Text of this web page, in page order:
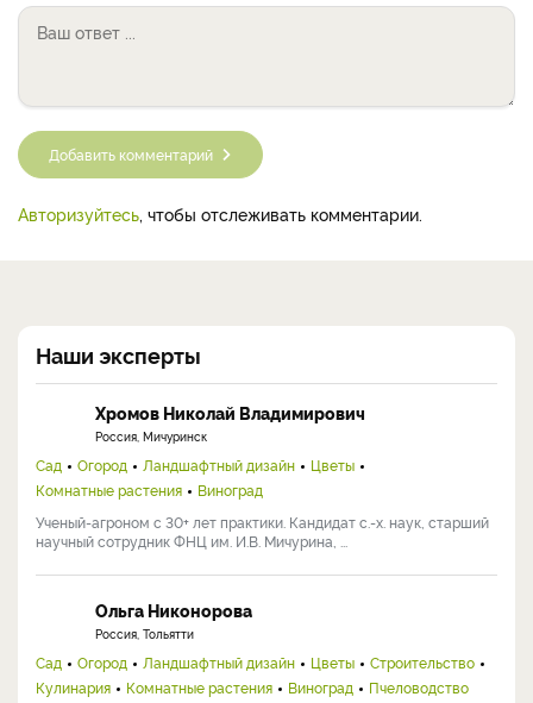
Добавить комментарий
Авторизуйтесь, чтобы отслеживать комментарии.
Наши эксперты
Хромов Николай Владимирович
Россия, Мичуринск
Сад Огород Ландшафтный дизайн
Цветы
Комнатные растения
Виноград
Ученый-агроном с 30+ лет практики. Кандидат с.-х. наук, старший
научный сотрудник ФНЦ им. И.В. Мичурина, ...
Ольга Никонорова
Россия, Тольятти
Сад Огород Ландшафтный дизайн Цветы
Строительство
Кулинария
Комнатные растения Виноград
Пчеловодство